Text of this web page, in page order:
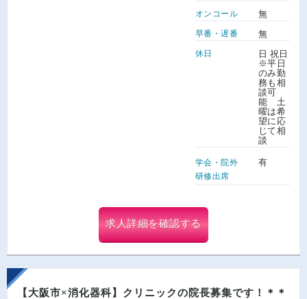
オンコール 無
早番・遅番 無
休日
日 祝日
※平日
のみ勤
務も相
談可
能 土
曜は希
望に応
じて相
談
学会・院外
研修出席
有
求人詳細を確認する
【大阪市×消化器科】クリニックの院長募集です！＊＊